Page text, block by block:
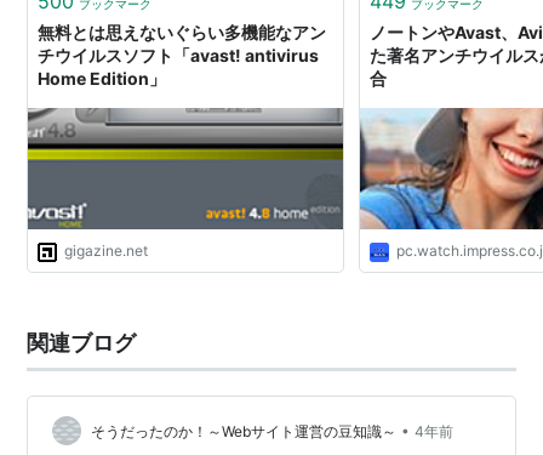
先ほどアバストで完全なシステム検査をしていたところ、
Win32:Malware-genを検出しましたが、
検出場所がprogram fileの中のavast5フォルダからで、
aswRunDll.exeが引っかかりました。
これは、自身のファイルをウィルスやマルウェアと認識して検出し
たものなのでしょうか？
avastフォルダ内のファイルということで、誤検知と考えて間違い
http://forum.avast.com/index.php?topic=85886.0
http://forum.avast.com/index.php?topic=85875.0
ブックマーク
無料とは思えないぐらい多機能なアン
チウイルスソフト「avast! antivirus
Home Edition」
gigazine.net
ブックマーク
ノートンやAvast、
た著名アンチウイル
合
関連ブログ
そうだったのか！～Webサイト運営の豆知識～ • 4年前